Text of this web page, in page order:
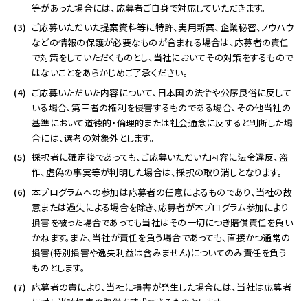
等があった場合には、応募者ご自身で対応していただきます。
ご応募いただいた提案資料等に特許、実用新案、企業秘密、ノウハウ
などの情報の保護が必要なものが含まれる場合は、応募者の責任
で対策をしていただくものとし、当社においてその対策をするもので
はないことをあらかじめご了承ください。
ご応募いただいた内容について、日本国の法令や公序良俗に反して
いる場合、第三者の権利を侵害するものである場合、その他当社の
基準において道徳的・倫理的または社会通念に反すると判断した場
合には、選考の対象外とします。
採択者に確定後であっても、ご応募いただいた内容に法令違反、盗
作、虚偽の事実等が判明した場合は、採択の取り消しとなります。
本プログラムへの参加は応募者の任意によるものであり、当社の故
意または過失による場合を除き、応募者が本プログラム参加により
損害を被った場合であっても当社はその一切につき賠償責任を負い
かねます。また、当社が責任を負う場合であっても、直接かつ通常の
損害(特別損害や逸失利益は含みません)についてのみ責任を負う
ものとします。
応募者の責により、当社に損害が発生した場合には、当社は応募者